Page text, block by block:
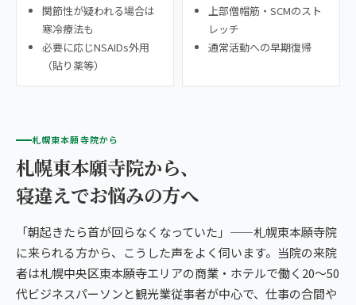
関節性が疑われる場合は
寒冷療法も
必要に応じNSAIDs外用
（貼り薬等）
上部僧帽筋・SCMのスト
レッチ
通常活動への早期復帰
札幌東本願寺院から
札幌東本願寺院から、
寝違えでお悩みの方へ
「朝起きたら首が回らなくなっていた」——札幌東本願寺院
に来られる方から、こうした声をよく伺います。当院の来院
者は札幌中央区東本願寺エリアの商業・ホテルで働く20〜50
代ビジネスパーソンと観光業従事者が中心で、仕事の合間や